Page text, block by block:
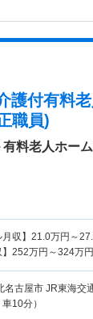
護付有料
職員)
料老人ホー
収】 21.0万円～
252万円～324万円
名古屋市 JR東海交
車10分）